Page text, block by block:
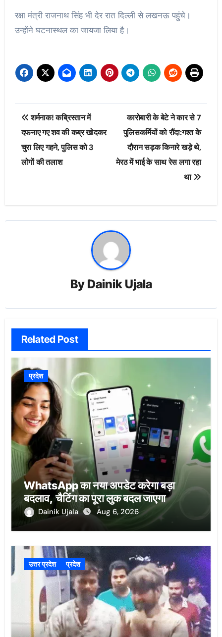
रक्षा मंत्री राजनाथ सिंह भी देर रात दिल्ली से लखनऊ पहुंचे।
उन्होंने घटनास्थल का जायजा लिया है।
Post
navigation
शर्मनाक! कब्रिस्तान में
दफनाए गए शव की कब्र खोदकर
चुरा लिए गहने, पुलिस को 3
लोगों की तलाश
कारोबारी के बेटे ने कार से 7
पुलिसकर्मियों को रौंदा:गश्त के
दौरान सड़क किनारे खड़े थे,
मेरठ में भाई के साथ रेस लगा रहा
था
By Dainik Ujala
Related Post
प्रदेश
WhatsApp का नया अपडेट करेगा बड़ा
बदलाव, चैटिंग का पूरा लुक बदल जाएगा
Dainik Ujala Aug 6, 2026
उत्तर प्रदेश प्रदेश